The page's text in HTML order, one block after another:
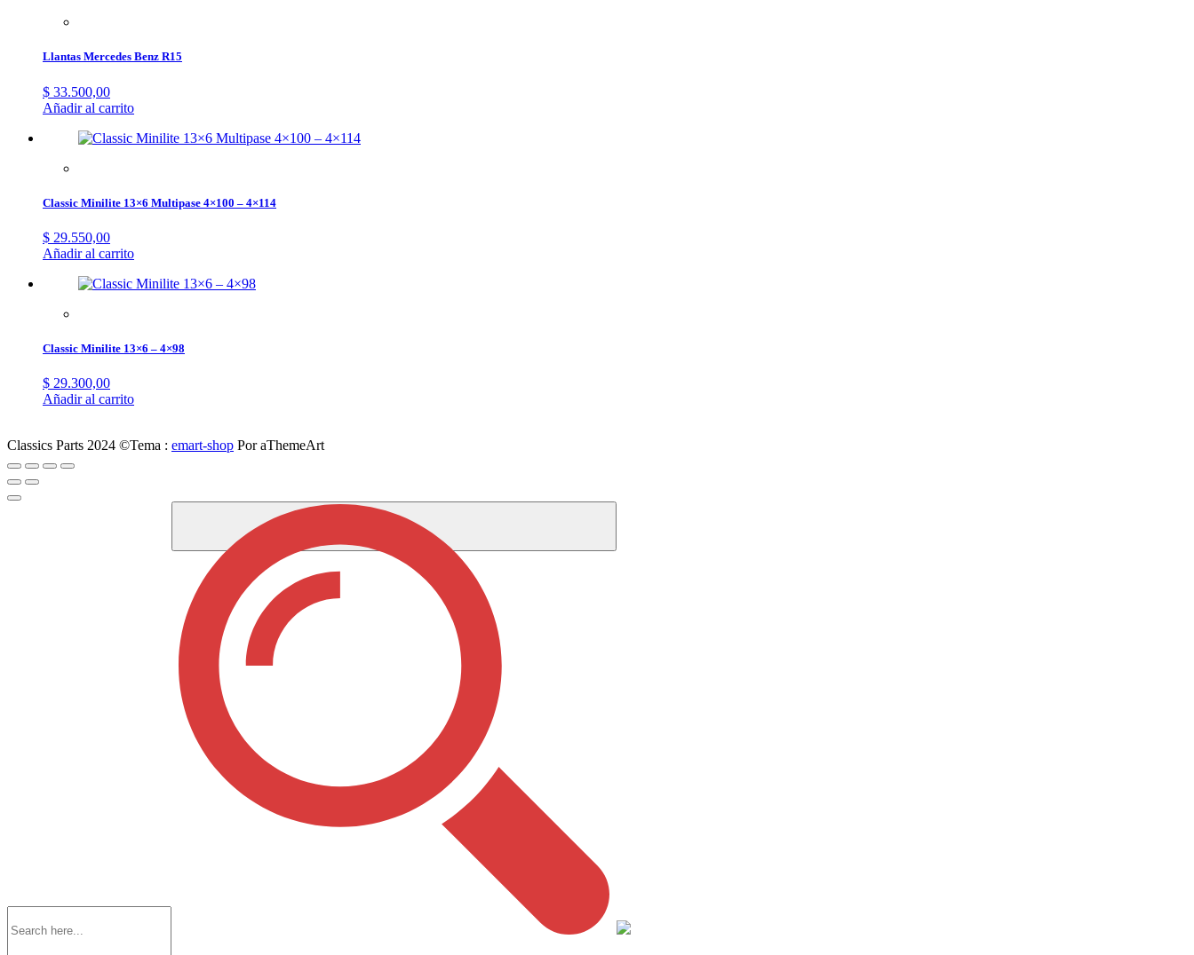
Llantas Mercedes Benz R15
$ 33.500,00
Añadir al carrito
Classic Minilite 13×6 Multipase 4×100 – 4×114
$ 29.550,00
Añadir al carrito
Classic Minilite 13×6 – 4×98
$ 29.300,00
Añadir al carrito
Classics Parts 2024 ©Tema : emart-shop Por aThemeArt